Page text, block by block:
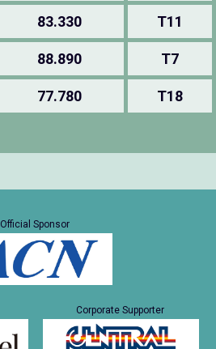
83.330 T11
88.890 T7
77.780 T18
Official Sponsor
Corporate Supporter